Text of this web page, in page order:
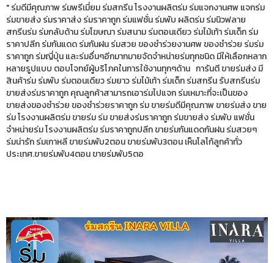
" ร่มดีมีคุณภาพ ร่มพรีเมี่ยม ร่มสกรีน โรงงานผลิตร่ม ร่มแจกงานศพ แจกร่ม
ร่มขายส่ง ร่มราคาส่ง ร่มราคาถูก ร่มแฟชั่น ร่มพับ ผลิตร่ม ร่มนิวฟลาย
สกรีนร่ม ร่มกลับด้าน ร่มโฆษณา ร่มสนาม ร่มตอนเดียว ร่มไม้เท้า ร่มเด็ก ร่ม
ราคาปลีก ร่มกันแดด ร่มกันฝน ร่มสวย ของชำร่วยงานศพ ของชำร่วย ร่มร่ม
ราคาถูก ร่มญี่ปุ่น และร่มอื่นๆอีกมากมายจัดจำหน่ายร่มทุกชนิด มีให้เลือกหลาก
หลายรูปแบบ ตอบโจทย์ผู้บริโภคในการใช้งานทุกๆด้าน การันตี ขายร่มส่ง มี
สินค้าร่ม ร่มพับ ร่มตอนเดียว ร่มยาว ร่มไม้เท้า ร่มเด็ก ร่มสกรีน รับสกรีนร่ม
ขายส่งร่มราคาถูก คุณลูกค้าสามารถเอาร่มไปแจก ร่มเหมาะที่จะเป็นของ
ขายส่งของชำร่วย ของชำร่วยราคาถูก ร่ม ขายร่มดีมีคุณภาพ ขายร่มส่ง ขาย
ร่ม โรงงานผลิตร่ม ขายร่ม ร่ม ขายส่งร่มราคาถูก ร่มขายส่ง ร่มพับ แฟชั่น
จำหน่ายร่ม โรงงานผลิตร่ม ร่มราคาถูกปลีก ขายร่มกันแดดกันฝน ร่มสวยๆ
ร่มน่ารัก ร่มเกาหลี ขายร่มพับ2ตอน ขายร่มพับ3ตอน เห็นโลโก้ลูกค้าทั่ว
ประเทศ.ขายร่มพับ4ตอน ขายร่มพับ5ตอ